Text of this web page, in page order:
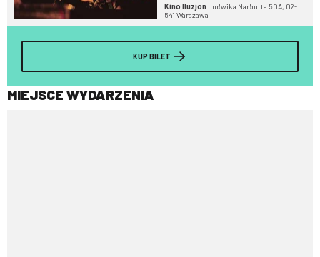
Kino Iluzjon Ludwika Narbutta 50A, 02-
541 Warszawa
KUP BILET
MIEJSCE WYDARZENIA